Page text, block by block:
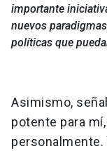
importante
nuevos
políticas que
Asimismo,
potente para
personalmente.